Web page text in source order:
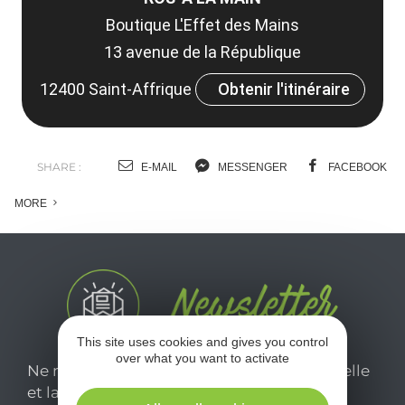
Boutique L'Effet des Mains
13 avenue de la République
12400 Saint-Affrique
Obtenir l'itinéraire
SHARE : E-MAIL MESSENGER FACEBOOK
MORE
Ne manquez pas notre newsletter mensuelle
et laissez-vous inspirer pour profiter
This site uses cookies and gives you control
over what you want to activate